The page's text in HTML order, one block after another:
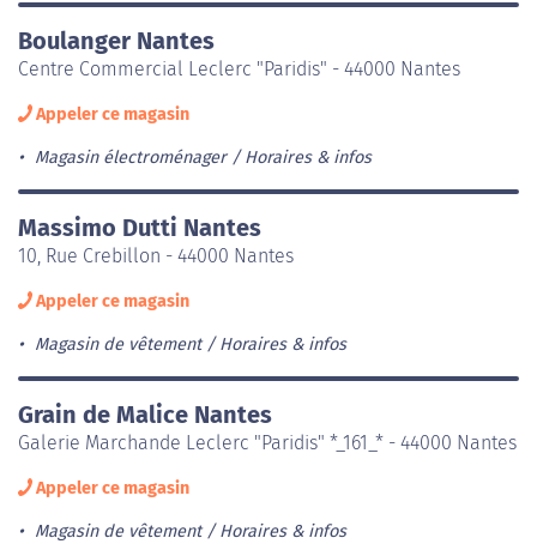
Boulanger Nantes
Centre Commercial Leclerc "Paridis" - 44000 Nantes
Appeler ce magasin
Magasin électroménager Horaires & infos
Massimo Dutti Nantes
10, Rue Crebillon - 44000 Nantes
Appeler ce magasin
Magasin de vêtement Horaires & infos
Grain de Malice Nantes
Galerie Marchande Leclerc "Paridis" *_161_* - 44000 Nantes
Appeler ce magasin
Magasin de vêtement Horaires & infos